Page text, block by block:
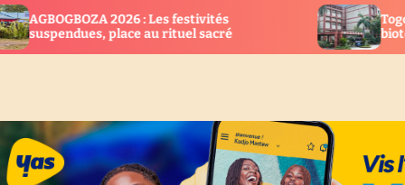
: Les festivités
au rituel sacré
Togo : Cap sur la
biotechnologie